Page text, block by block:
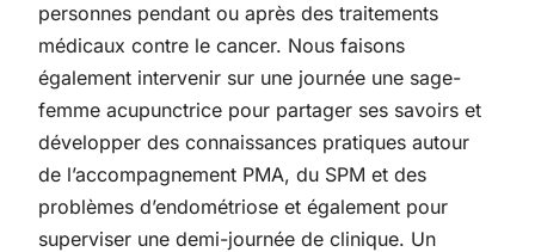
personnes pendant ou après des traitements
médicaux contre le cancer. Nous faisons
également intervenir sur une journée une sage-
femme acupunctrice pour partager ses savoirs et
développer des connaissances pratiques autour
de l’accompagnement PMA, du SPM et des
problèmes d’endométriose et également pour
superviser une demi-journée de clinique. Un